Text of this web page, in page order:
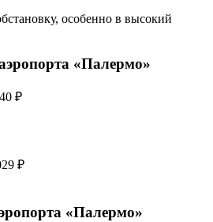
особенно в высокий
«Палермо»
₽
₽
«Палермо»